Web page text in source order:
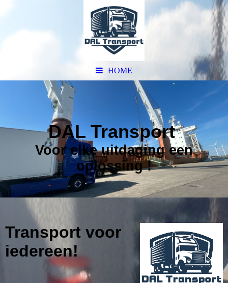
HOME
DAL Transport
Voor elke uitdaging een
oplossing !
Transport voor
iedereen!